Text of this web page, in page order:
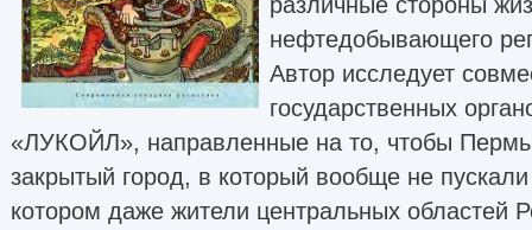
нефтедобывающего
Автор исследует
государственных
«ЛУКОЙЛ», направленные на то, чтобы Пермь
закрытый город, в который вообще не
котором даже жители центральных областей